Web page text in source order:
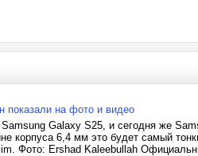
показали на фото и видео
Galaxy S25, и сегодня же
корпуса 6,4 мм это будет самый
Фото: Ershad Kaleebullah